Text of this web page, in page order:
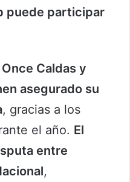
puede participar
Caldas y
asegurado su
, gracias a los
el año. El
entre
,